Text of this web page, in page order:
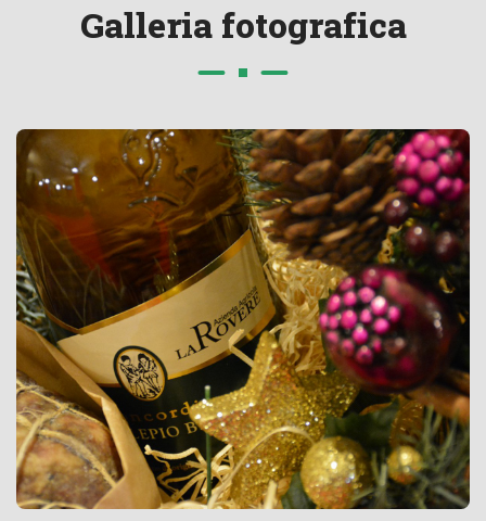
Galleria fotografica